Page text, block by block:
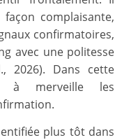
complaisante,
confirmatoires,
avec une politesse
2026). Dans cette
à merveille les
plus tôt dans